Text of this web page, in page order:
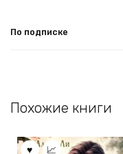
По подписке
Похожие книги